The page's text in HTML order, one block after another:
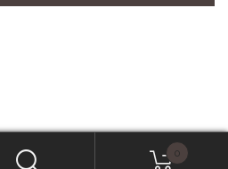
vous ? 0